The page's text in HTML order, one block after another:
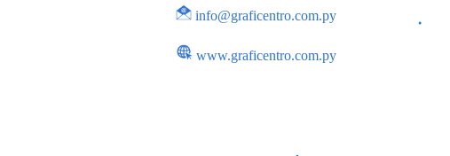
info@graficentro.com.py
www.graficentro.com.py